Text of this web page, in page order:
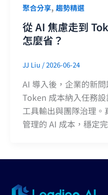
聚合分享, 趨勢精選
從 AI 焦慮走到
怎麼省？
JJ Liu /2026-06-24
AI 導入後，企業的新
Token 成本納入任務設
工具輸出與團隊治理
管理的 AI 成本，穩定